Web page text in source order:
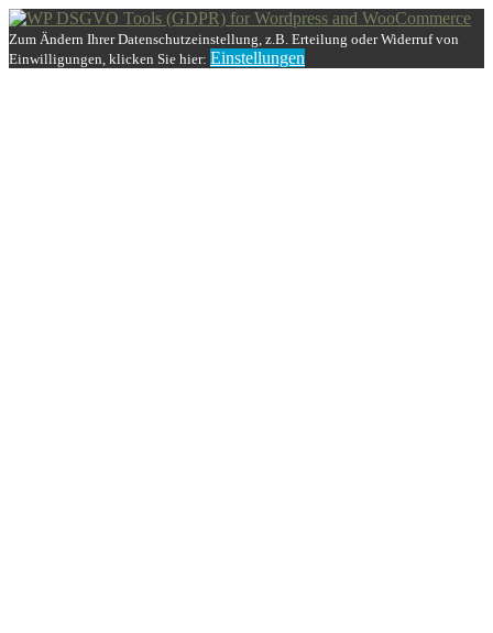
Zum Ändern Ihrer Datenschutzeinstellung, z.B. Erteilung oder Widerruf von
Einwilligungen, klicken Sie hier: Einstellungen